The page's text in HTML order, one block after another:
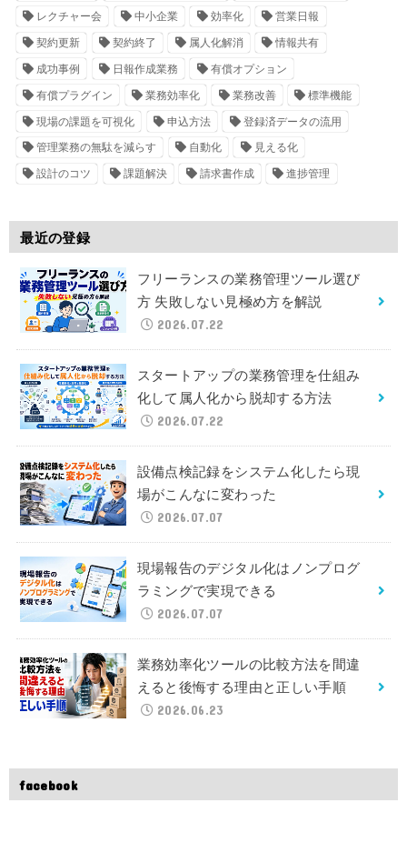
レクチャー会 中小企業 効率化 営業日報
契約更新 契約終了 属人化解消 情報共有
成功事例 日報作成業務 有償オプション
有償プラグイン 業務効率化 業務改善 標準機能
現場の課題を可視化 申込方法 登録済データの流用
管理業務の無駄を減らす 自動化 見える化
設計のコツ 課題解決 請求書作成 進捗管理
最近の登録
フリーランスの業務管理ツール選び
方 失敗しない見極め方を解説
2026.07.22
スタートアップの業務管理を仕組み
化して属人化から脱却する方法
2026.07.22
設備点検記録をシステム化したら現
場がこんなに変わった
2026.07.07
現場報告のデジタル化はノンプログ
ラミングで実現できる
2026.07.07
業務効率化ツールの比較方法を間違
えると後悔する理由と正しい手順
2026.06.23
facebook